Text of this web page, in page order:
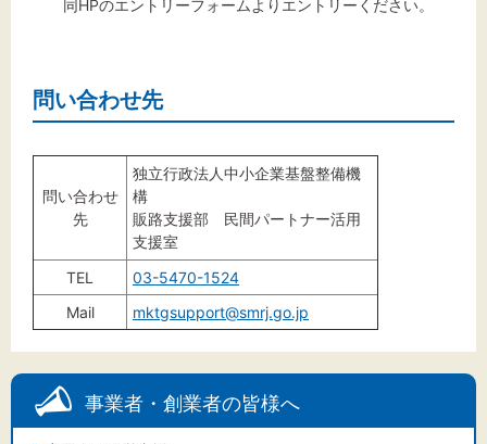
事業者・創業者の皆様へ
同HPのエントリーフォームよりエントリーください。
問い合わせ先
問い合わせ
先
独立行政法人中小企業基盤整備機
構
販路支援部 民間パートナー活用
支援室
TEL
03-5470-1524
Mail
mktgsupport@smrj.go.jp